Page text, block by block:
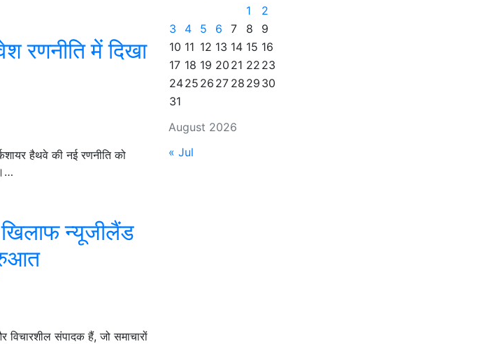
रणनीति में दिखा
हैथवे की नई रणनीति को
न्यूजीलैंड
संपादक हैं, जो समाचारों
August 2026
1
2
3
4 5 6 7 8
9
10 11 12 13 14 15 16
17 18 19 20 21 22 23
2425 26 27 28 29 30
31
« Jul